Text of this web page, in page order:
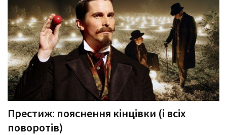
Престиж: пояснення кінцівки (і всіх
поворотів)